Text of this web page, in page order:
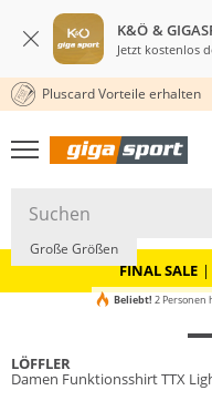
K&Ö &
Jetzt kostenlos
KOSTENLOSER
30
Pluscard Vorteile erhalten
GIGASTYLE
FAHRRAD­
FINAL SALE |
Große Größen
Beliebt! 2 Personen
LÖFFLER
Damen Funktionsshirt TTX